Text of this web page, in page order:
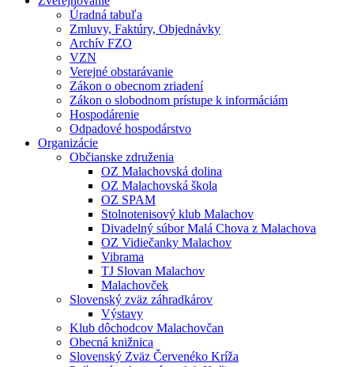
Úradná tabuľa
Zmluvy, Faktúry, Objednávky
Archív FZO
VZN
Verejné obstarávanie
Zákon o obecnom zriadení
Zákon o slobodnom prístupe k informáciám
Hospodárenie
Odpadové hospodárstvo
Organizácie
Občianske združenia
OZ Malachovská dolina
OZ Malachovská škola
OZ SPAM
Stolnotenisový klub Malachov
Divadelný súbor Malá Chova z Malachova
OZ Vidiečanky Malachov
Vibrama
TJ Slovan Malachov
Malachovček
Slovenský zväz záhradkárov
Výstavy
Klub dôchodcov Malachovčan
Obecná knižnica
Slovenský Zväz Červenéko Kríža